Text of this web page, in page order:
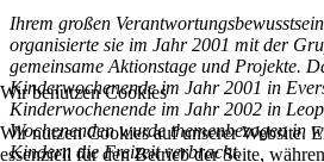
Ihrem großen
organisierte sie im Jahr 2001 mit der
gemeinsame Aktionstage und Projekte.
Kinderwochenende im Jahr 2001 in
Kinderwochenende im Jahr 2002 in
Wochenenden wurde themenbezogen in
Kindern die Freizeit verbracht.
Wir benutzen Cookies
Wir nutzen Cookies auf unserer Website.
essenziell für den Betrieb der Seite,